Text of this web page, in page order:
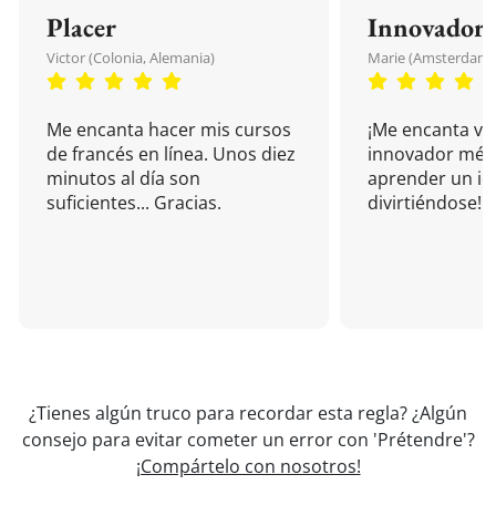
Placer
Victor (Colonia, Alemania)
Me encanta hacer mis cursos
de francés en línea. Unos diez
minutos al día son
suficientes... Gracias.
Innovador
Marie (Amsterdam,
¡Me encanta
innovador
aprender un
divirtiéndose!
¿Tienes algún truco para recordar esta regla? ¿Algún
consejo para evitar cometer un error con 'Prétendre'?
¡Compártelo con nosotros!